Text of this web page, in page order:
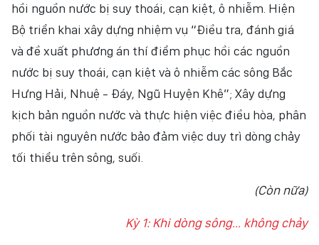
hồi nguồn nước bị suy thoái, cạn kiệt, ô nhiễm. Hiện
Bộ triển khai xây dựng nhiệm vụ “Điều tra, đánh giá
và đề xuất phương án thí điểm phục hồi các nguồn
nước bị suy thoái, cạn kiệt và ô nhiễm các sông Bắc
Hưng Hải, Nhuệ - Đáy, Ngũ Huyện Khê”; Xây dựng
kịch bản nguồn nước và thực hiện việc điều hòa, phân
phối tài nguyên nước bảo đảm việc duy trì dòng chảy
tối thiểu trên sông, suối.
(Còn nữa)
Kỳ 1: Khi dòng sông... không chảy